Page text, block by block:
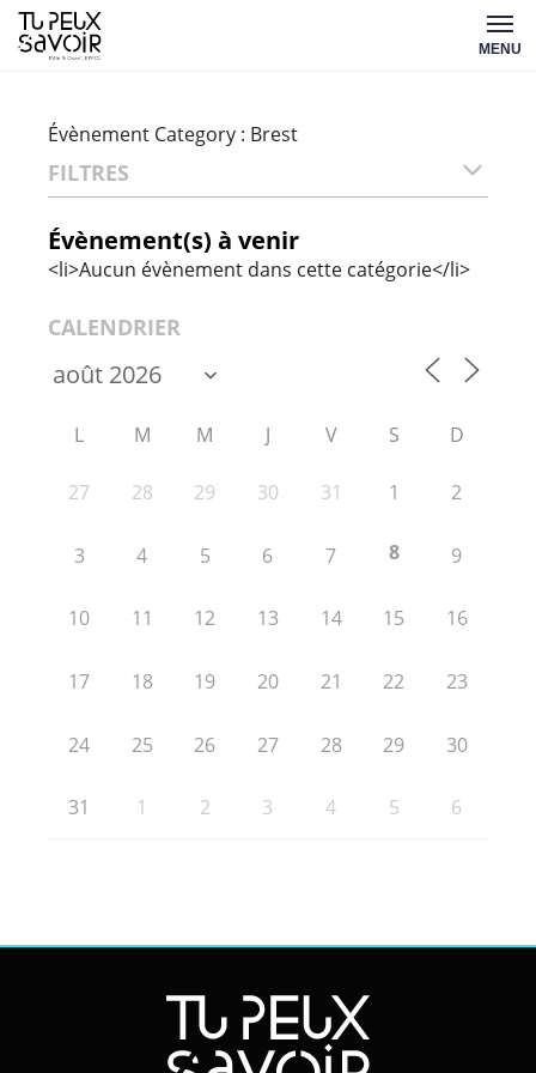
Aller
au
MENU
Évènement Category : Brest
FILTRES
Évènement(s) à venir
<li>Aucun évènement dans cette catégorie</li>
CALENDRIER
L M M J V S D
27 28 29 30 31 1 2
3 4 5 6 7 8 9
10 11 12 13 14 15 16
17 18 19 20 21 22 23
24 25 26 27 28 29 30
31 1 2 3 4 5 6